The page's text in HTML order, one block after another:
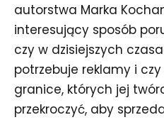
autorstwa Marka
interesujący sposób
czy w dzisiejszych
potrzebuje reklamy i
granice, których jej
przekroczyć, aby